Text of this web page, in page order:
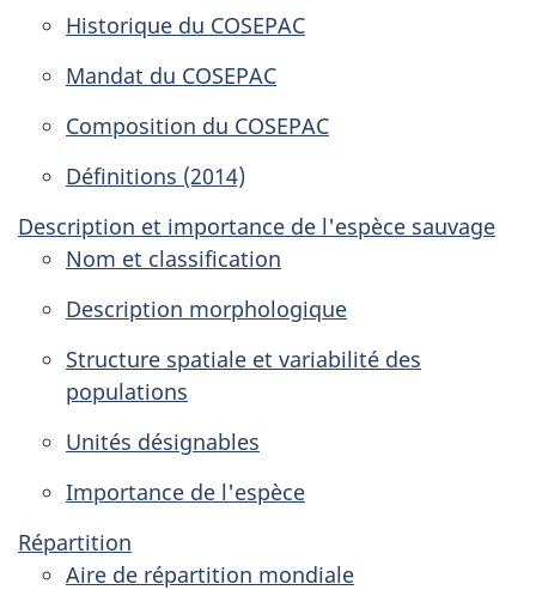
Historique du COSEPAC
Mandat du COSEPAC
Composition du COSEPAC
Définitions (2014)
Description et importance de l'espèce sauvage
Nom et classification
Description morphologique
Structure spatiale et variabilité des
populations
Unités désignables
Importance de l'espèce
Répartition
Aire de répartition mondiale